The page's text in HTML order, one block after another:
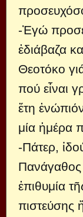
-Ἐγώ
ἐδιάβαζα
Θεοτόκο
πού εἶναι
ἔτη
μία ἡμέρα
-Πάτερ,
ἐπιθυμία
πιστεύσης